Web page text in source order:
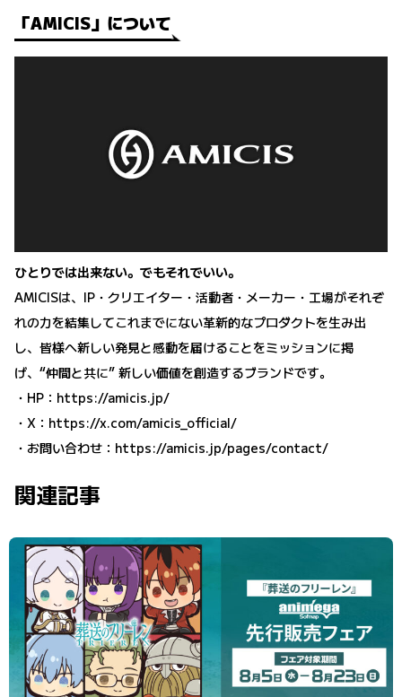
「AMICIS」について
ひとりでは出来ない。でもそれでいい。
AMICISは、IP・クリエイター・活動者・メーカー・工場がそれぞ
れの力を結集してこれまでにない革新的なプロダクトを生み出
し、皆様へ新しい発見と感動を届けることをミッションに掲
げ、“仲間と共に” 新しい価値を創造するブランドです。
・HP： https://amicis.jp/
・X： https://x.com/amicis_official/
・お問い合わせ： https://amicis.jp/pages/contact/
関連記事